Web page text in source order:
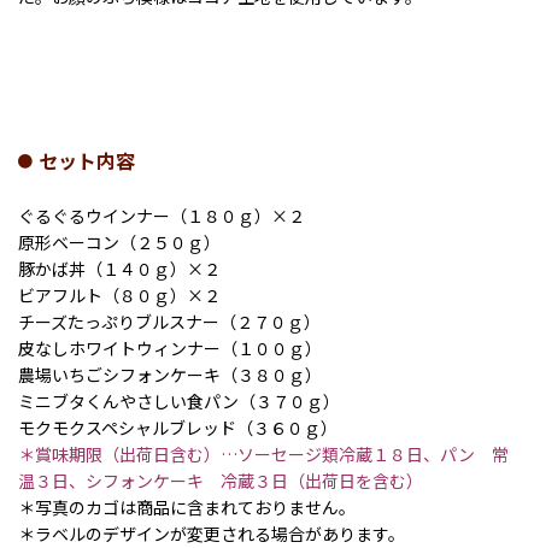
セット内容
ぐるぐるウインナー（１８０ｇ）×２
原形ベーコン（２５０ｇ）
豚かば丼（１４０ｇ）×２
ビアフルト（８０ｇ）×２
チーズたっぷりブルスナー（２７０ｇ）
皮なしホワイトウィンナー（１００ｇ）
農場いちごシフォンケーキ（３８０ｇ）
ミニブタくんやさしい食パン（３７０ｇ）
モクモクスペシャルブレッド（３６０ｇ）
＊賞味期限（出荷日含む）…ソーセージ類冷蔵１８日、パン 常
温３日、シフォンケーキ 冷蔵３日（出荷日を含む）
＊写真のカゴは商品に含まれておりません。
＊ラベルのデザインが変更される場合があります。